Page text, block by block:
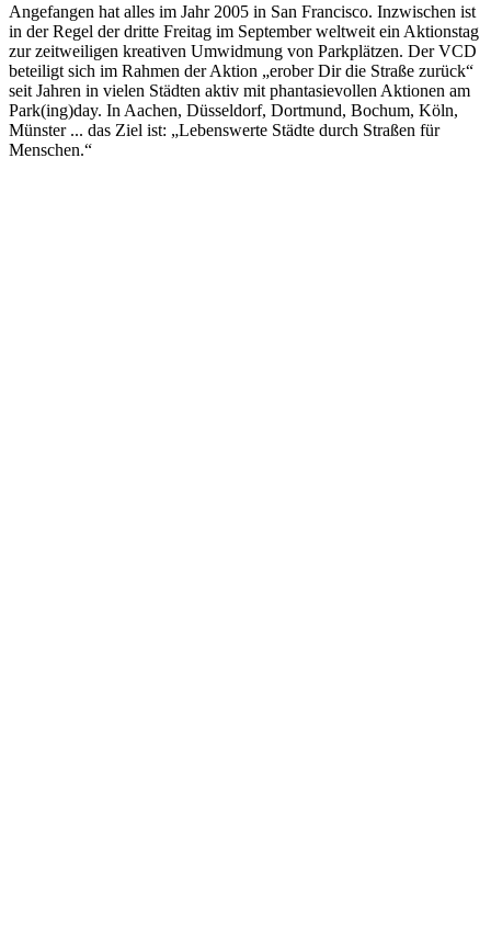
Angefangen hat alles im Jahr 2005 in San Francisco. Inzwischen ist
in der Regel der dritte Freitag im September weltweit ein Aktionstag
zur zeitweiligen kreativen Umwidmung von Parkplätzen. Der VCD
beteiligt sich im Rahmen der Aktion „erober Dir die Straße zurück“
seit Jahren in vielen Städten aktiv mit phantasievollen Aktionen am
Park(ing)day. In Aachen, Düsseldorf, Dortmund, Bochum, Köln,
Münster ... das Ziel ist: „Lebenswerte Städte durch Straßen für
Menschen.“